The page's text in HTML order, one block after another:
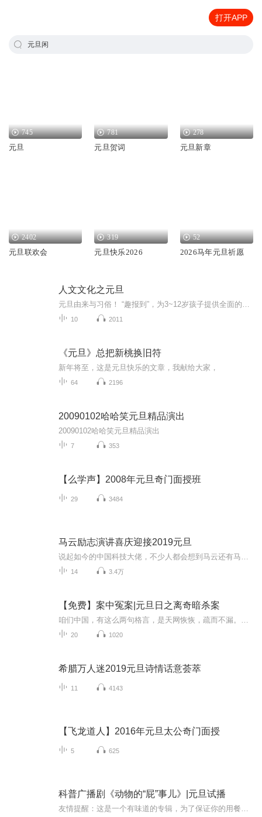
打开APP
元旦闲
745
元旦
781
元旦贺词
278
元旦新章
2402
元旦联欢会
319
元旦快乐2026
52
2026马年元旦祈愿
人文文化之元旦
10 2011
《元旦》总把新桃换旧符
新年将至，这是元旦快乐的文章，我献给大家，
64 2196
20090102哈哈笑元旦精品演出
20090102哈哈笑元旦精品演出
7 353
【么学声】2008年元旦奇门面授班
29 3484
马云励志演讲喜庆迎接2019元旦
14 3.4万
【免费】案中冤案|元旦日之离奇暗杀案
20 1020
希腊万人迷2019元旦诗情话意荟萃
11 4143
【飞龙道人】2016年元旦太公奇门面授
5 625
科普广播剧《动物的“屁”事儿》|元旦试播